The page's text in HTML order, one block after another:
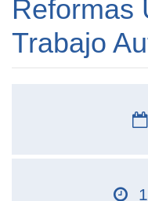
Reformas
Trabajo